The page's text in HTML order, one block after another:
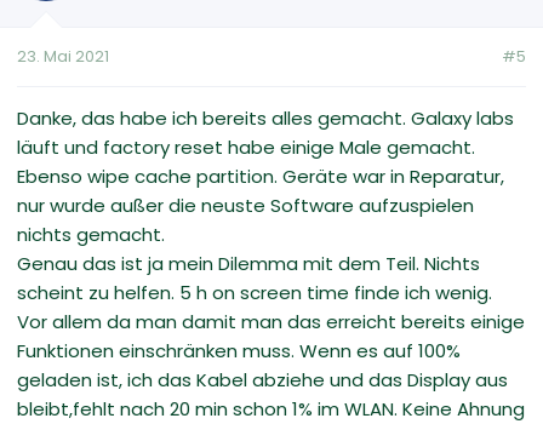
23. Mai 2021 #5
Danke, das habe ich bereits alles gemacht. Galaxy labs
läuft und factory reset habe einige Male gemacht.
Ebenso wipe cache partition. Geräte war in Reparatur,
nur wurde außer die neuste Software aufzuspielen
nichts gemacht.
Genau das ist ja mein Dilemma mit dem Teil. Nichts
scheint zu helfen. 5 h on screen time finde ich wenig.
Vor allem da man damit man das erreicht bereits einige
Funktionen einschränken muss. Wenn es auf 100%
geladen ist, ich das Kabel abziehe und das Display aus
bleibt,fehlt nach 20 min schon 1% im WLAN. Keine Ahnung